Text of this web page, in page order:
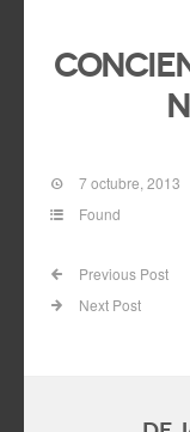
7 octubre, 2013
Found
Previous Post
Next Post